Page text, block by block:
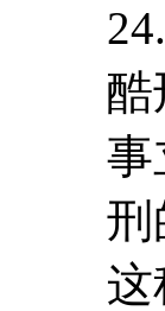
酷
事
刑
这